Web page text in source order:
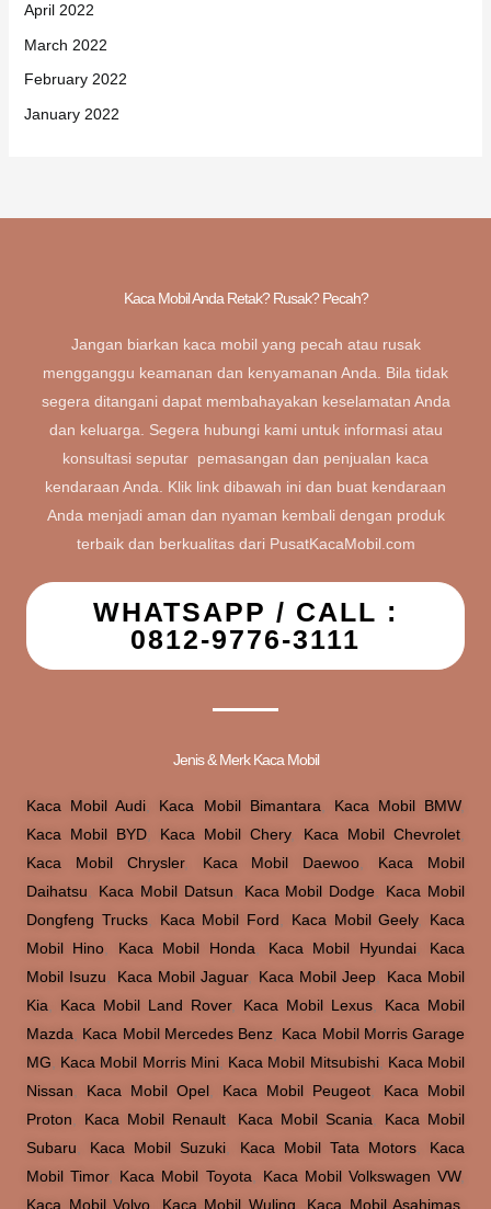
April 2022
March 2022
February 2022
January 2022
Kaca Mobil Anda Retak? Rusak? Pecah?
Jangan biarkan kaca mobil yang pecah atau rusak
mengganggu keamanan dan kenyamanan Anda. Bila tidak
segera ditangani dapat membahayakan keselamatan Anda
dan keluarga. Segera hubungi kami untuk informasi atau
konsultasi seputar pemasangan dan penjualan kaca
kendaraan Anda. Klik link dibawah ini dan buat kendaraan
Anda menjadi aman dan nyaman kembali dengan produk
terbaik dan berkualitas dari PusatKacaMobil.com
WHATSAPP / CALL :
0812-9776-3111
Jenis & Merk Kaca Mobil
Kaca Mobil Audi Kaca Mobil Bimantara Kaca Mobil BMW,
Kaca Mobil BYD
Kaca Mobil Chery, Kaca Mobil Chevrolet
Kaca Mobil Chrysler, Kaca Mobil Daewoo
Kaca Mobil
Daihatsu
Kaca Mobil Datsun Kaca Mobil Dodge
Kaca Mobil
Dongfeng Trucks, Kaca Mobil Ford Kaca Mobil Geely, Kaca
Mobil Hino
Kaca Mobil Honda Kaca Mobil Hyundai, Kaca
Mobil Isuzu
Kaca Mobil Jaguar, Kaca Mobil Jeep
Kaca Mobil
Kia
Kaca Mobil Land Rover, Kaca Mobil Lexus
Kaca Mobil
Mazda
Kaca Mobil Mercedes Benz Kaca Mobil Morris Garage
MG
Kaca Mobil Morris Mini, Kaca Mobil Mitsubishi, Kaca Mobil
Nissan
Kaca Mobil Opel Kaca Mobil Peugeot
Kaca Mobil
Proton
Kaca Mobil Renault Kaca Mobil Scania
Kaca Mobil
Subaru
Kaca Mobil Suzuki Kaca Mobil Tata Motors, Kaca
Mobil Timor, Kaca Mobil Toyota Kaca Mobil Volkswagen VW,
Kaca Mobil Volvo
Kaca Mobil Wuling Kaca Mobil Asahimas